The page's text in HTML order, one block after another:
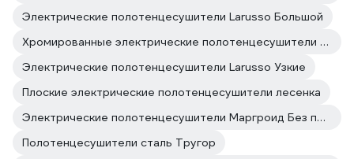
Электрические полотенцесушители Larusso Большой
Хромированные электрические полотенцесушители Тругор
Электрические полотенцесушители Larusso Узкие
Плоские электрические полотенцесушители лесенка
Электрические полотенцесушители Маргроид Без полки
Полотенцесушители сталь Тругор